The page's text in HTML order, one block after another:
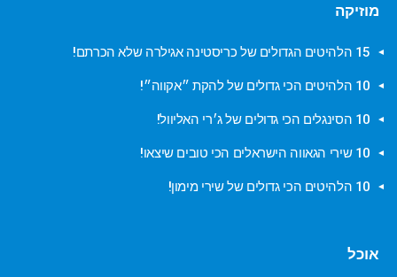
מוזיקה
15 הלהיטים הגדולים של כריסטינה אגילרה שלא הכרתם!
10 הלהיטים הכי גדולים של להקת ״אקווה״!
10 הסינגלים הכי גדולים של ג׳רי האליוול!
10 שירי הגאווה הישראלים הכי טובים שיצאו!
10 הלהיטים הכי גדולים של שירי מימון!
אוכל